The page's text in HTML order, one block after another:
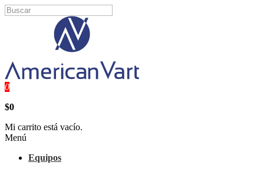
0
$0
Mi carrito está vacío.
Menú
Equipos